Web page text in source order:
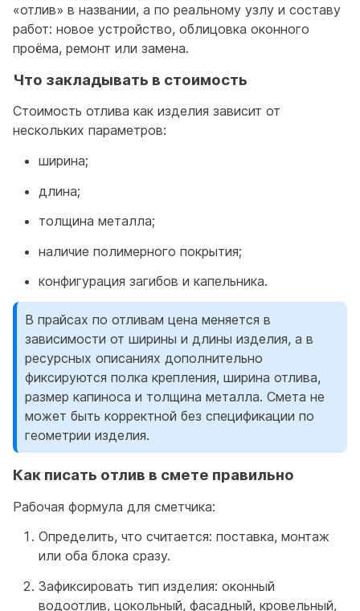
«отлив» в названии, а по реальному узлу и составу
работ: новое устройство, облицовка оконного
проёма, ремонт или замена.
Что закладывать в стоимость
Стоимость отлива как изделия зависит от
нескольких параметров:
ширина;
длина;
толщина металла;
наличие полимерного покрытия;
конфигурация загибов и капельника.
В прайсах по отливам цена меняется в
зависимости от ширины и длины изделия, а в
ресурсных описаниях дополнительно
фиксируются полка крепления, ширина отлива,
размер капиноса и толщина металла. Смета не
может быть корректной без спецификации по
геометрии изделия.
Как писать отлив в смете правильно
Рабочая формула для сметчика:
Определить, что считается: поставка, монтаж
или оба блока сразу.
Зафиксировать тип изделия: оконный
водоотлив, цокольный, фасадный, кровельный,